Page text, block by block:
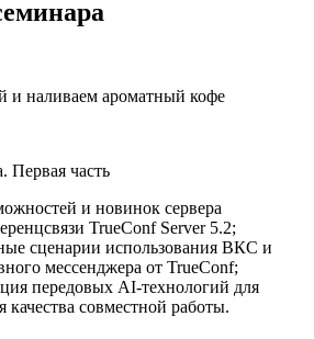
и наливаем ароматный кофе
Первая часть
и новинок сервера
TrueConf Server 5.2;
сценарии использования ВКС и
мессенджера от TrueConf;
передовых AI-технологий для
совместной работы.